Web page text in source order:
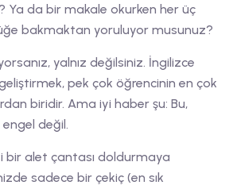
Ya da bir makale okurken her üç
bakmaktan yoruluyor musunuz?
yalnız değilsiniz. İngilizce
pek çok öğrencinin en çok
biridir. Ama iyi haber şu: Bu,
değil.
bir alet çantası doldurmaya
sadece bir çekiç (en sık